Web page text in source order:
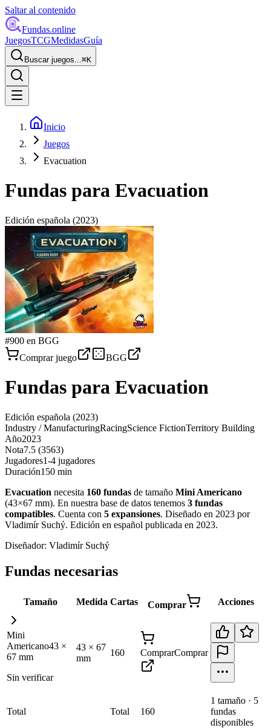
Saltar al contenido
Fundas.online
JuegosTCGMedidasGuía
Buscar juegos...⌘K
Inicio
Juegos
Evacuation
Fundas para Evacuation
Edición española (2023)
#900 en BGG
Comprar juego
BGG
Fundas para Evacuation
Edición española (2023)
Industry / ManufacturingRacingScience FictionTerritory Building
Año2023
Nota7.5 (3563)
Jugadores1-4 jugadores
Duración150 min
Evacuation necesita 160 fundas de tamaño Mini Americano
(43×67 mm). En nuestra base de datos tenemos 3 fundas
compatibles. Cuenta con 5 expansiones. Diseñado en 2023 por
Vladimír Suchý. Edición en español publicada en 2023.
Diseñador: Vladimír Suchý
Fundas necesarias
Tamaño Medida Cartas Comprar Acciones
Mini
Americano43 ×
67 mm
Sin verificar
43 × 67
mm
160 ComprarComprar
Total Total 160
1 tamaño · 5
fundas
disponibles